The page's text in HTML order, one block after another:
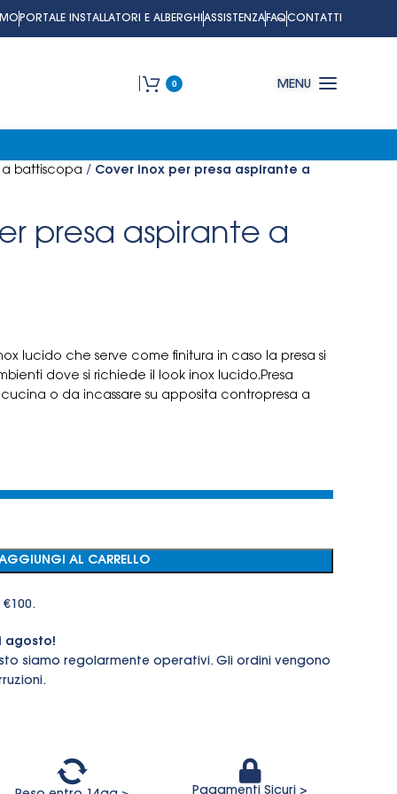
PORTALE INSTALLATORI E ALBERGHI ASSISTENZA FAQCONTATTI
0 MENU
a battiscopa / Cover inox per presa aspirante a
presa aspirante a
lucido che serve come finitura in caso la presa si
dove si richiede il look inox lucido.Presa
o da incassare su apposita contropresa a
AL CARRELLO
agosto!
siamo regolarmente operativi. Gli ordini vengono
Pagamenti Sicuri >